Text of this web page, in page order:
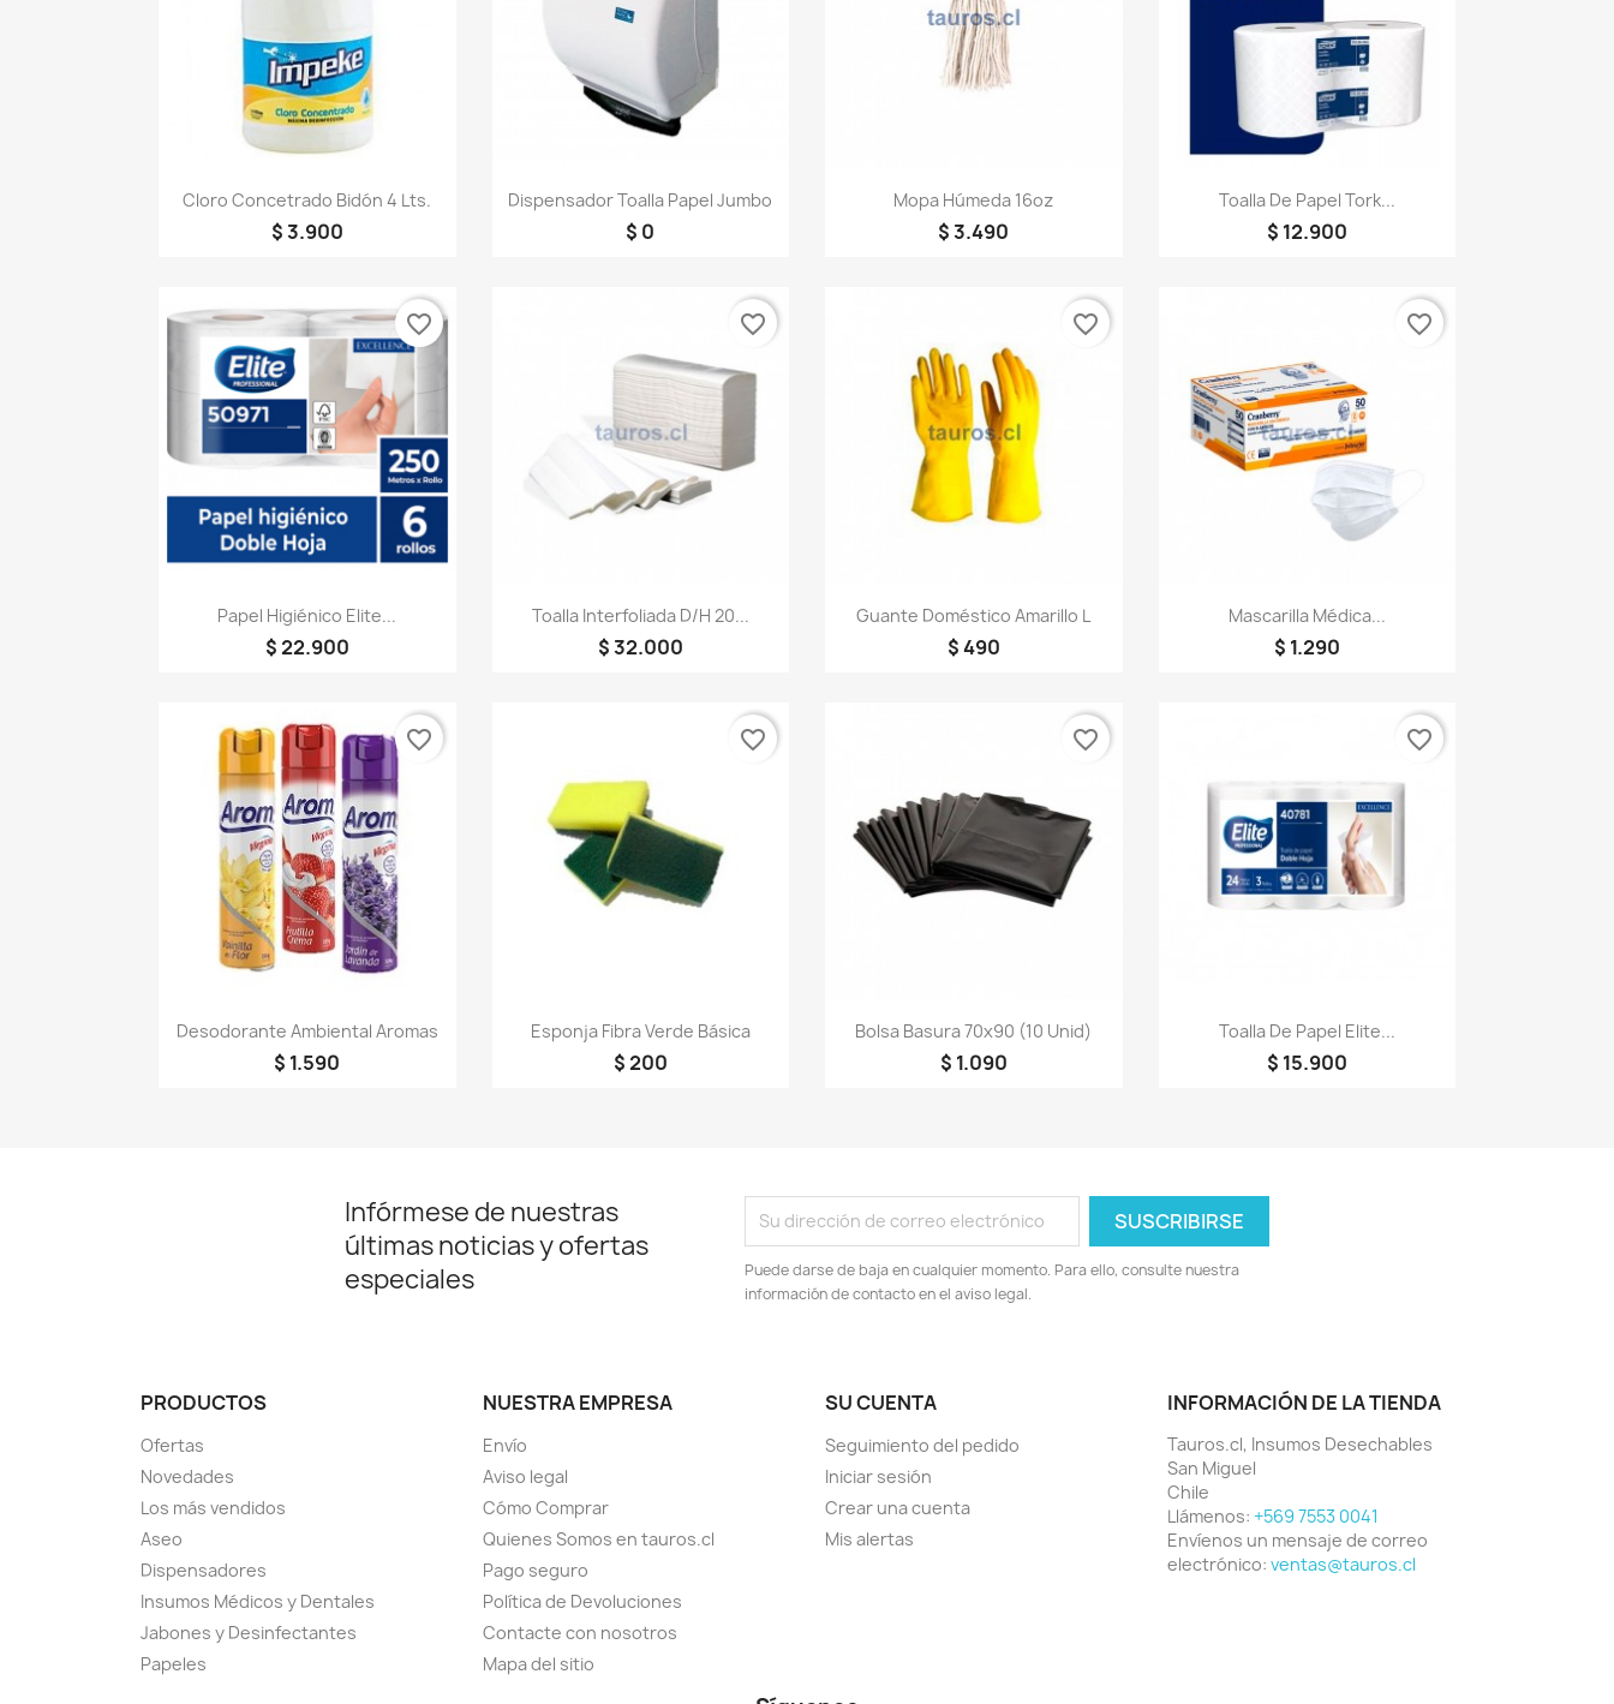
Vista rápida
Cloro Concetrado Bidón 4 Lts.
$ 3.900
Vista rápida
Dispensador Toalla Papel Jumbo
$ 0
Vista rápida
Mopa Húmeda 16oz
$ 3.490
 Vista rápida
Toalla De Papel Tork...
$ 12.900
 Vista rápida
Papel Higiénico Elite...
$ 22.900
favorite_border
Vista rápida
Toalla Interfoliada D/H 20...
$ 32.000
favorite_border
Vista rápida
Guante Doméstico Amarillo L
$ 490
favorite_border
Vista rápida
Mascarilla Médica...
$ 1.290
favorite_border
Vista rápida
Desodorante Ambiental Aromas
$ 1.590
favorite_border
Vista rápida
Esponja Fibra Verde Básica
$ 200
favorite_border
Vista rápida
Bolsa Basura 70x90 (10 Unid)
$ 1.090
favorite_border
 Vista rápida
Toalla De Papel Elite...
$ 15.900
favorite_border
Infórmese de nuestras
últimas noticias y ofertas
especiales
Puede darse de baja en cualquier momento. Para ello, consulte nuestra
información de contacto en el aviso legal.
PRODUCTOS
Ofertas
Novedades
Los más vendidos
Aseo
Dispensadores
Insumos Médicos y Dentales
Jabones y Desinfectantes
Papeles
NUESTRA EMPRESA
Envío
Aviso legal
Cómo Comprar
Quienes Somos en tauros.cl
Pago seguro
Política de Devoluciones
Contacte con nosotros
Mapa del sitio
SU CUENTA
Seguimiento del pedido
Iniciar sesión
Crear una cuenta
Mis alertas
INFORMACIÓN DE LA TIENDA
Tauros.cl, Insumos Desechables
San Miguel
Chile
Llámenos: +569 7553 0041
Envíenos un mensaje de correo
electrónico: ventas@tauros.cl